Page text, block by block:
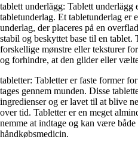
tablett underlägg: Tablett underlägg
tabletunderlag. Et tabletunderlag er
underlag, der placeres på en
stabil og beskyttet base til en tablet.
forskellige mønstre eller teksturer
og forhindre, at den glider eller
tabletter: Tabletter er faste former
tages gennem munden. Disse
ingredienser og er lavet til at blive
over tid. Tabletter er en meget
nemme at indtage og kan være
håndkøbsmedicin.